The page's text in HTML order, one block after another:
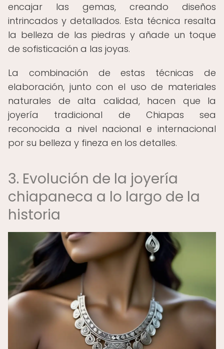
encajar las gemas, creando diseños
intrincados y detallados. Esta técnica resalta
la belleza de las piedras y añade un toque
de sofisticación a las joyas.
La combinación de estas técnicas de
elaboración, junto con el uso de materiales
naturales de alta calidad, hacen que la
joyería tradicional de Chiapas sea
reconocida a nivel nacional e internacional
por su belleza y fineza en los detalles.
3. Evolución de la joyería
chiapaneca a lo largo de la
historia